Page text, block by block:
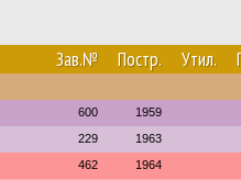
Зав.№ Постр. Утил.
600 1959
229 1963
462 1964